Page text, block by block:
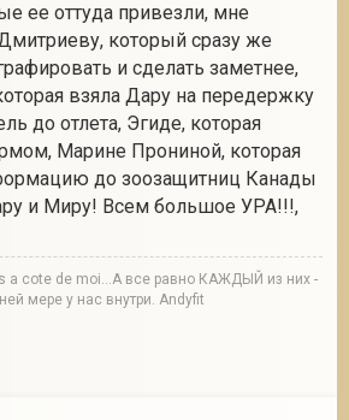
ее оттуда привезли, мне
который сразу же
и сделать заметнее,
взяла Дару на передержку
до отлета, Эгиде, которая
Марине Прониной, которая
до зоозащитниц Канады
и Миру! Всем большое УРА!!!,
a cote de moi...А все равно КАЖДЫЙ из них -
мере у нас внутри. Andyfit